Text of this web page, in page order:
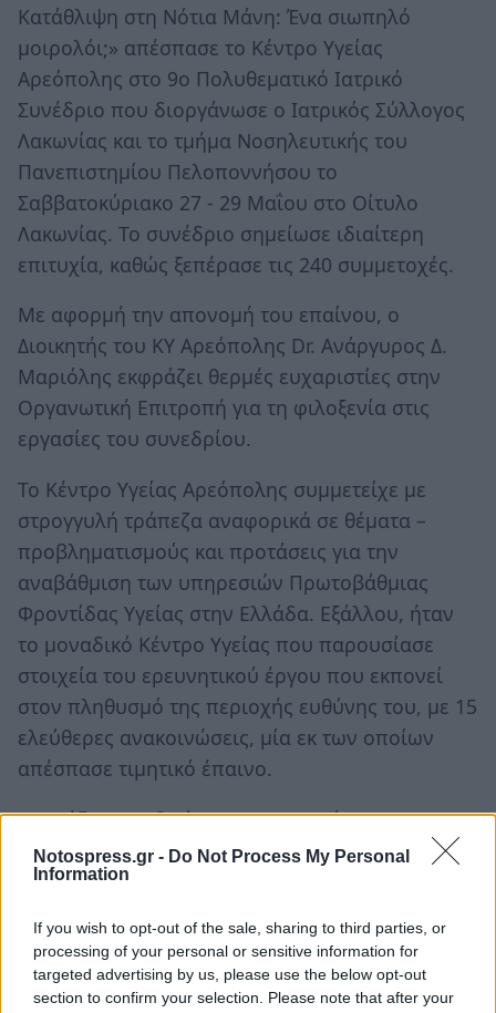
Notospress.gr - Do Not Process My Personal
Information
If you wish to opt-out of the sale, sharing to third parties, or
processing of your personal or sensitive information for
targeted advertising by us, please use the below opt-out
section to confirm your selection. Please note that after your
Κατάθλιψη στη Νότια Μάνη: Ένα σιωπηλό
μοιρολόι;» απέσπασε το Κέντρο Υγείας
Αρεόπολης στο 9ο Πολυθεματικό Ιατρικό
Συνέδριο που διοργάνωσε ο Ιατρικός Σύλλογος
Λακωνίας και το τμήμα Νοσηλευτικής του
Πανεπιστημίου Πελοποννήσου το
Σαββατοκύριακο 27 - 29 Μαΐου στο Οίτυλο
Λακωνίας. Το συνέδριο σημείωσε ιδιαίτερη
επιτυχία, καθώς ξεπέρασε τις 240 συμμετοχές.
Με αφορμή την απονομή του επαίνου, ο
Διοικητής του ΚΥ Αρεόπολης Dr. Ανάργυρος Δ.
Μαριόλης εκφράζει θερμές ευχαριστίες στην
Οργανωτική Επιτροπή για τη φιλοξενία στις
εργασίες του συνεδρίου.
Το Κέντρο Υγείας Αρεόπολης συμμετείχε με
στρογγυλή τράπεζα αναφορικά σε θέματα –
προβληματισμούς και προτάσεις για την
αναβάθμιση των υπηρεσιών Πρωτοβάθμιας
Φροντίδας Υγείας στην Ελλάδα. Εξάλλου, ήταν
το μοναδικό Κέντρο Υγείας που παρουσίασε
στοιχεία του ερευνητικού έργου που εκπονεί
στον πληθυσμό της περιοχής ευθύνης του, με 15
ελεύθερες ανακοινώσεις, μία εκ των οποίων
απέσπασε τιμητικό έπαινο.
Εκφράζοντας ιδιαίτερες ευχαριστίες στον
Πρόεδρο της Οργανωτικής Επιτροπής και
πρόεδρο του Ιατρικού Συλλόγου Λακωνίας κ. Ν.
Επιτροπής όπως και στον Επίτιμο Πρόεδρο, Δ/
ντη της Παθολογικής Κλινικής κ. Γ.
Ασημακόπουλο, ο κ. Μαριόλης επισημαίνει την